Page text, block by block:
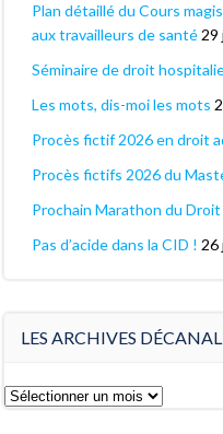
Plan détaillé du Cours
aux travailleurs de santé 29
Séminaire de droit
Les mots, dis-moi les mots
Procès fictif 2026 en droit
Procès fictifs 2026 du
Prochain Marathon du Droit
Pas d’acide dans la CID ! 26
LES ARCHIVES
Les